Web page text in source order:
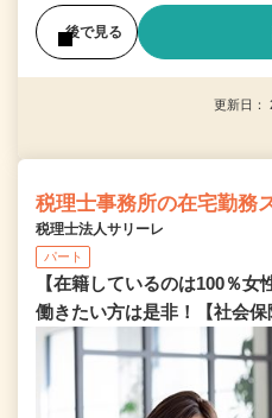
後で見る
更新日：
税理士事務所の在宅勤務
税理士法人サリーレ
パート
【在籍しているのは100％
働きたい方は是非！【社会保